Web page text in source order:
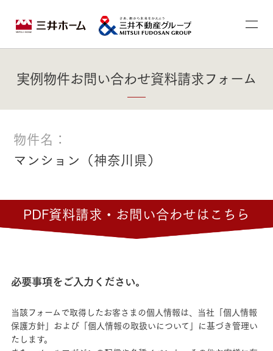
実例物件お問い合わせ資料請求フォーム
物件名：
マンション（神奈川県）
PDF資料請求・お問い合わせはこちら
必要事項をご入力ください。
当該フォームで取得したお客さまの個人情報は、当社「個人情報
保護方針」および「個人情報の取扱いについて」に基づき管理い
たします。